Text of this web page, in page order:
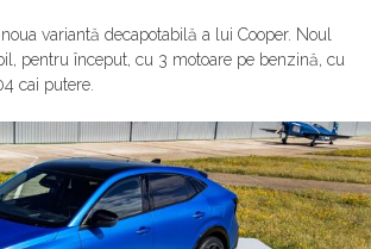
variantă decapotabilă a lui Cooper. Noul
pentru început, cu 3 motoare pe benzină, cu
cai putere.